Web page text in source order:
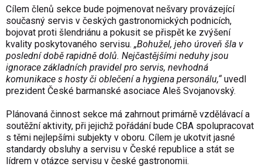
Cílem členů sekce bude pojmenovat nešvary provázející
současný servis v českých gastronomických podnicích,
bojovat proti šlendriánu a pokusit se přispět ke zvýšení
kvality poskytovaného servisu. „Bohužel, jeho úroveň šla v
poslední době rapidně dolů. Nejčastějšími neduhy jsou
ignorace základních pravidel pro servis, nevhodná
komunikace s hosty či oblečení a hygiena personálu,“uvedl
prezident České barmanské asociace Aleš Svojanovský.
Plánovaná činnost sekce má zahrnout primárně vzdělávací a
soutěžní aktivity, při jejichž pořádání bude CBA spolupracovat
s těmi nejlepšími subjekty v oboru. Cílem je ukotvit jasné
standardy obsluhy a servisu v České republice a stát se
lídrem v otázce servisu v české gastronomii.